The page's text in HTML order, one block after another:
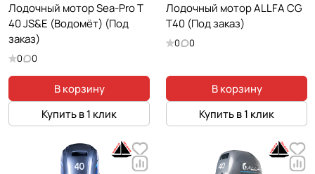
Лодочный мотор Sea-Pro T
40 JS&E (Водомёт) (Под
заказ)
0 0
В корзину
Купить в 1 клик
Лодочный мотор ALLFA CG
T40 (Под заказ)
0 0
В корзину
Купить в 1 клик